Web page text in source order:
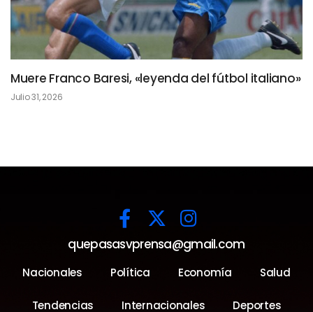
Muere Franco Baresi, «leyenda del fútbol italiano»
Julio 31, 2026
quepasasvprensa@gmail.com
Nacionales Política Economía Salud
Tendencias Internacionales Deportes